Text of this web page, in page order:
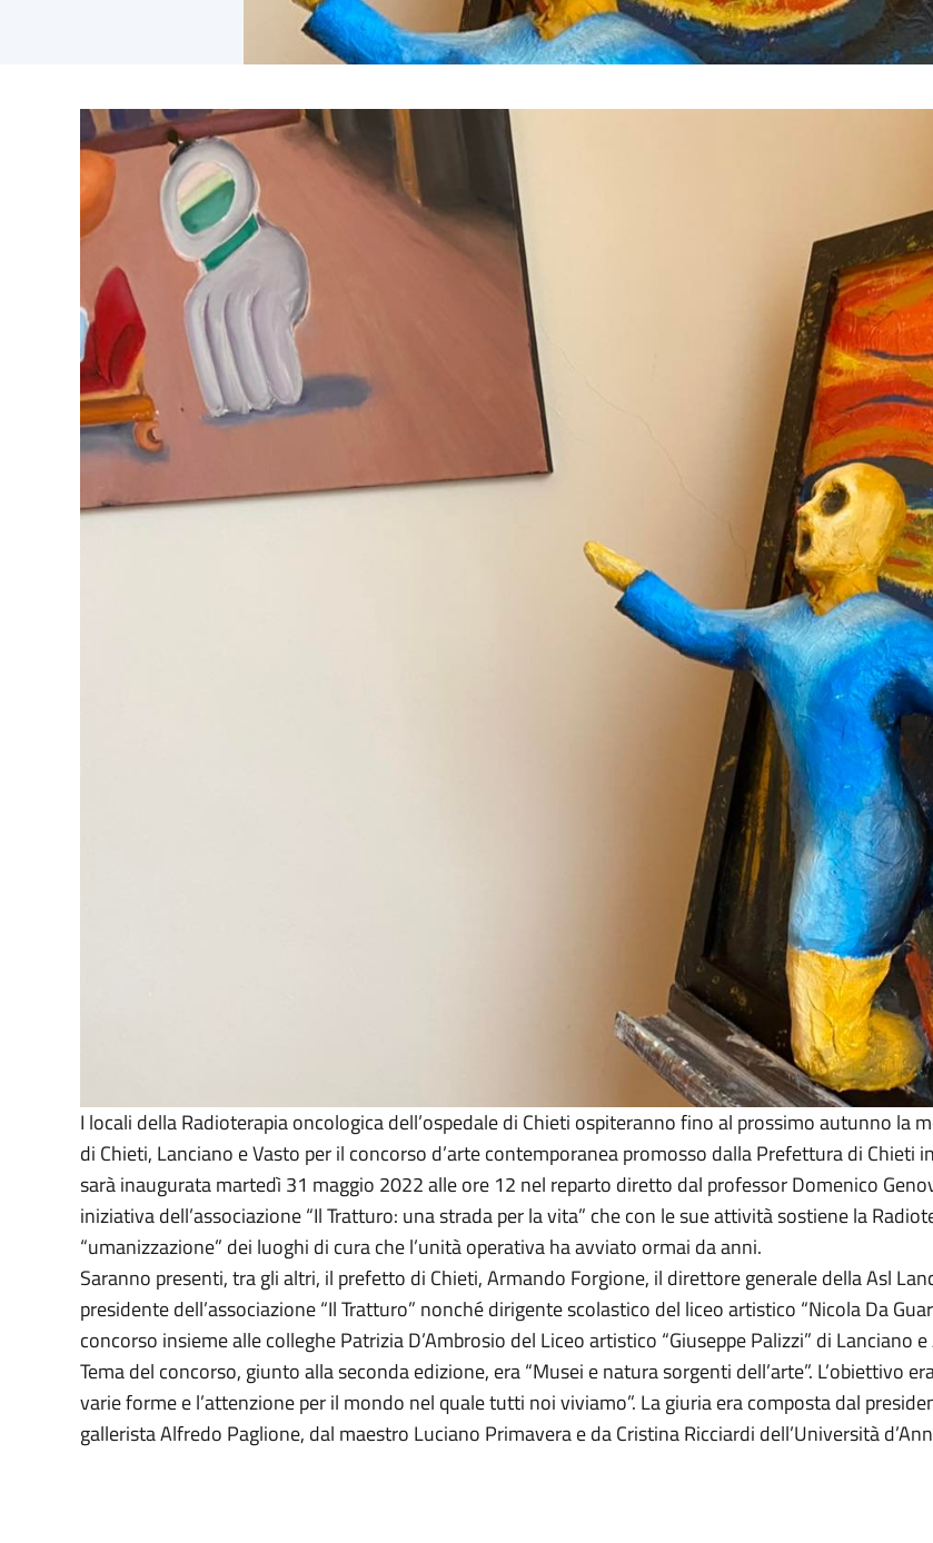
I locali della Radioterapia oncologica dell’ospedale di Chieti ospiteranno fino al prossimo autunno la
di Chieti, Lanciano e Vasto per il concorso d’arte contemporanea promosso dalla Prefettura di
sarà inaugurata martedì 31 maggio 2022 alle ore 12 nel reparto diretto dal professor Domenico
iniziativa dell’associazione “Il Tratturo: una strada per la vita” che con le sue attività sostiene la
“umanizzazione” dei luoghi di cura che l’unità operativa ha avviato ormai da anni.
Saranno presenti, tra gli altri, il prefetto di Chieti, Armando Forgione, il direttore generale della Asl
presidente dell’associazione “Il Tratturo” nonché dirigente scolastico del liceo artistico “Nicola Da
concorso insieme alle colleghe Patrizia D’Ambrosio del Liceo artistico “Giuseppe Palizzi” di Lanciano
Tema del concorso, giunto alla seconda edizione, era “Musei e natura sorgenti dell’arte”. L’obiettivo
varie forme e l’attenzione per il mondo nel quale tutti noi viviamo”. La giuria era composta dal
gallerista Alfredo Paglione, dal maestro Luciano Primavera e da Cristina Ricciardi dell’Università